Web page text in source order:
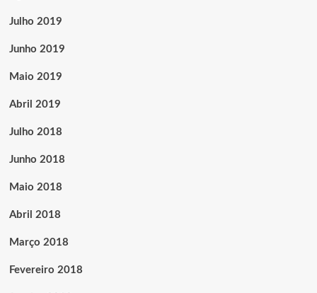
Julho 2019
Junho 2019
Maio 2019
Abril 2019
Julho 2018
Junho 2018
Maio 2018
Abril 2018
Março 2018
Fevereiro 2018